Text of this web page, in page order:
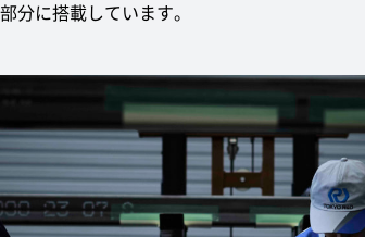
分に搭載しています。